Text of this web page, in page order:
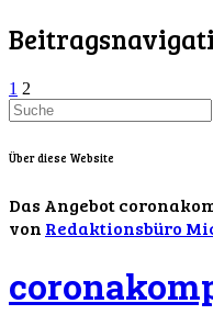
1 2
Über diese Website
Das Angebot
von Redaktionsbüro